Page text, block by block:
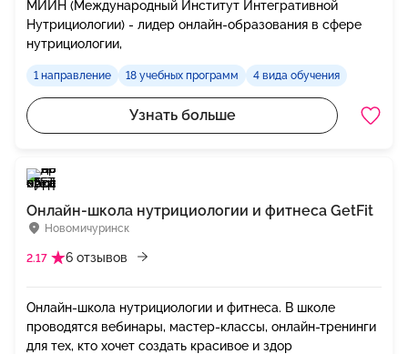
МИИН (Международный Институт Интегративной
Нутрициологии) - лидер онлайн-образования в сфере
нутрициологии,
1 направление 18 учебных программ 4 вида обучения
Узнать больше
Новомичуринск
Онлайн-школа нутрициологии и фитнеса GetFit
2.17 6 отзывов
Онлайн-школа нутрициологии и фитнеса. В школе
проводятся вебинары, мастер-классы, онлайн-тренинги
для тех, кто хочет создать красивое и здор